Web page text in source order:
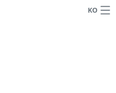
KO